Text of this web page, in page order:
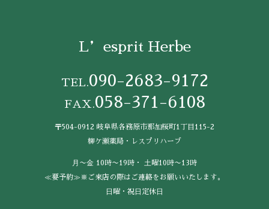
L’esprit Herbe
TEL.090-2683-9172
FAX.058-371-6108
〒504-0912 岐阜県各務原市那加桜町1丁目115-2
柳ケ瀬薬局・レスプリハーブ
⽉〜⾦ 10時〜19時・ ⼟曜10時〜13時
≪要予約≫※ご来店の際はご連絡をお願いいたします。
⽇曜・祝⽇定休⽇